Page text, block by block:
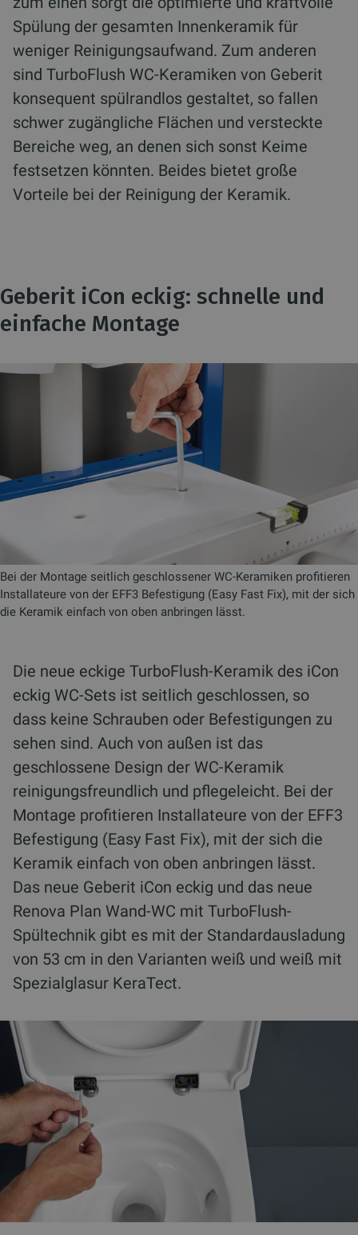
Spülung der gesamten Innenkeramik für
weniger Reinigungsaufwand. Zum anderen
sind TurboFlush WC-Keramiken von Geberit
konsequent spülrandlos gestaltet, so fallen
schwer zugängliche Flächen und versteckte
Bereiche weg, an denen sich sonst Keime
festsetzen könnten. Beides bietet große
Vorteile bei der Reinigung der Keramik.
Geberit iCon eckig: schnelle und
einfache Montage
Bei der Montage seitlich geschlossener WC-Keramiken profitieren
Installateure von der EFF3 Befestigung (Easy Fast Fix), mit der sich
die Keramik einfach von oben anbringen lässt.
Die neue eckige TurboFlush-Keramik des iCon
eckig WC-Sets ist seitlich geschlossen, so
dass keine Schrauben oder Befestigungen zu
sehen sind. Auch von außen ist das
geschlossene Design der WC-Keramik
reinigungsfreundlich und pflegeleicht. Bei der
Montage profitieren Installateure von der EFF3
Befestigung (Easy Fast Fix), mit der sich die
Keramik einfach von oben anbringen lässt.
Das neue Geberit iCon eckig und das neue
Renova Plan Wand-WC mit TurboFlush-
Spültechnik gibt es mit der Standardausladung
von 53 cm in den Varianten weiß und weiß mit
Spezialglasur KeraTect.